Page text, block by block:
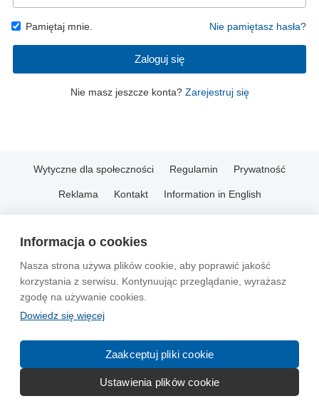
Informacja o cookies
Nasza strona używa plików cookie, aby poprawić jakość
korzystania z serwisu. Kontynuując przeglądanie, wyrażasz
zgodę na używanie cookies.
Dowiedz się więcej
Zaakceptuj pliki cookie
Ustawienia plików cookie
Pamiętaj mnie. Nie pamiętasz hasła?
Zaloguj się
Nie masz jeszcze konta? Zarejestruj się
Wytyczne dla społeczności Regulamin Prywatność
Reklama Kontakt Information in English